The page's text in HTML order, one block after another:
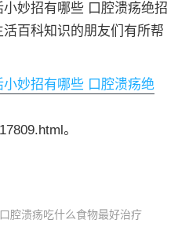
妙招有哪些 口腔溃疡绝招
百科知识的朋友们有所帮
小妙招有哪些 口腔溃疡绝
。
腔溃疡吃什么食物最好治疗